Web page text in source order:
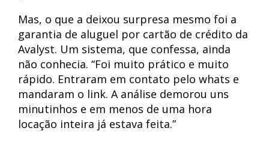
Mas, o que a deixou surpresa mesmo foi a
garantia de aluguel por cartão de crédito da
Avalyst. Um sistema, que confessa, ainda
não conhecia. “Foi muito prático e muito
rápido. Entraram em contato pelo whats e
mandaram o link. A análise demorou uns
minutinhos e em menos de uma hora
locação inteira já estava feita.”